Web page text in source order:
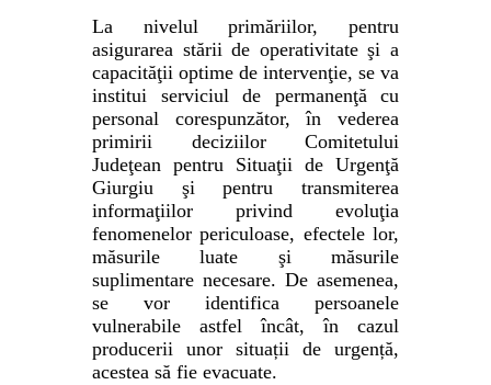
La nivelul primăriilor, pentru
asigurarea stării de operativitate şi a
capacităţii optime de intervenţie, se va
institui serviciul de permanenţă cu
personal corespunzător, în vederea
primirii deciziilor Comitetului
Judeţean pentru Situaţii de Urgenţă
Giurgiu şi pentru transmiterea
informaţiilor privind evoluţia
fenomenelor periculoase, efectele lor,
măsurile luate şi măsurile
suplimentare necesare. De asemenea,
se vor identifica persoanele
vulnerabile astfel încât, în cazul
producerii unor situații de urgență,
acestea să fie evacuate.